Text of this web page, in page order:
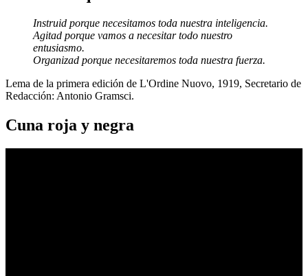
Instruid porque necesitamos toda nuestra inteligencia.
Agitad porque vamos a necesitar todo nuestro
entusiasmo.
Organizad porque necesitaremos toda nuestra fuerza.
Lema de la primera edición de L'Ordine Nuovo, 1919, Secretario de
Redacción: Antonio Gramsci.
Cuna roja y negra